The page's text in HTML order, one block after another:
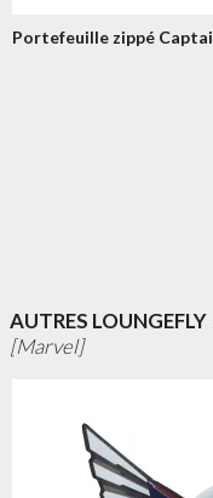
Portefeuille zippé
AUTRES LOUNGEFLY
[Marvel]